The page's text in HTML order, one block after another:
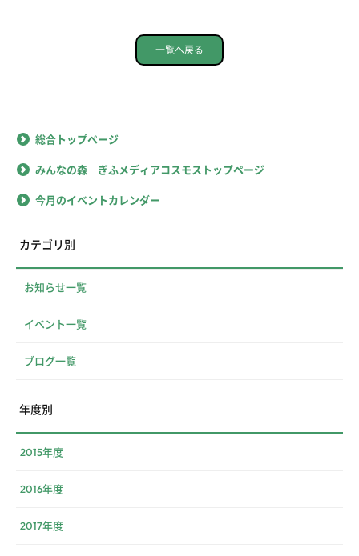
一覧へ戻る
総合トップページ
みんなの森 ぎふメディアコスモストップページ
今月のイベントカレンダー
カテゴリ別
お知らせ一覧
イベント一覧
ブログ一覧
年度別
2015年度
2016年度
2017年度